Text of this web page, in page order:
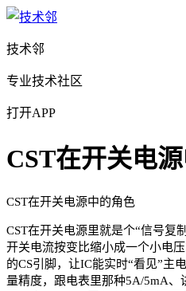
技术邻
专业技术社区
打开APP
CST在开关电
CST在开关电源中的角色
CST在开关电源里就是个“信号复
开关电流按变比缩小成一个小电
的CS引脚，让IC能实时“看见”主
量精度，跟电表里那种5A/5mA